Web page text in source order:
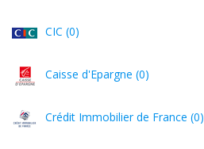
CIC (0)
Caisse d'Epargne (0)
Crédit Immobilier de France (0)